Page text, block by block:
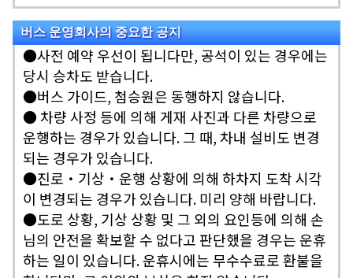
버스 운영회사의 중요한 공지
●사전 예약 우선이 됩니다만, 공석이 있는 경우에는
당시 승차도 받습니다.
●버스 가이드, 첨승원은 동행하지 않습니다.
● 차량 사정 등에 의해 게재 사진과 다른 차량으로
운행하는 경우가 있습니다. 그 때, 차내 설비도 변경
되는 경우가 있습니다.
●진로・기상・운행 상황에 의해 하차지 도착 시각
이 변경되는 경우가 있습니다. 미리 양해 바랍니다.
●도로 상황, 기상 상황 및 그 외의 요인등에 의해 손
님의 안전을 확보할 수 없다고 판단했을 경우는 운휴
하는 일이 있습니다. 운휴시에는 무수수료로 환불을